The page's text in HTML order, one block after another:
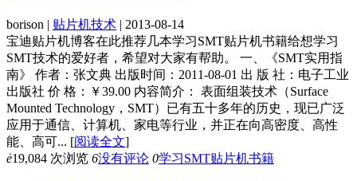
borison | 贴片机技术 | 2013-08-14
宝迪贴片机博客在此推荐几本学习SMT贴片机书籍给想学习
SMT技术的爱好者，希望对大家有帮助。 一、《SMT实用指
南》 作者：张文典 出版时间：2011-08-01 出 版 社：电子工业
出版社 价 格：￥39.00 内容简介： 表面组装技术（Surface
Mounted Technology，SMT）已有五十多年的历史，现已广泛
应用于通信、计算机、家电等行业，并正在向高密度、高性
能、高可... [阅读全文]
ė19,084 次浏览 6没有评论 0学习SMT贴片机书籍